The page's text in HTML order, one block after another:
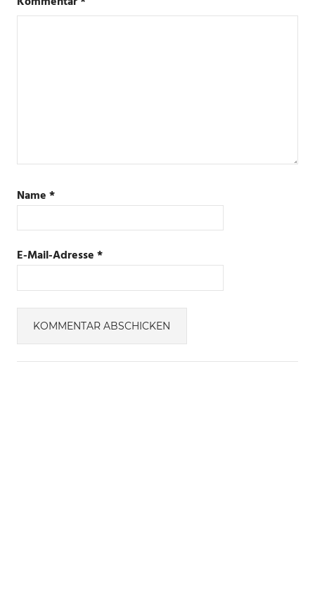
Name*
E-Mail-Adresse*